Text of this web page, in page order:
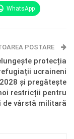
WhatsApp
POSTARE
protecția
ucraineni
și pregătește
restricții pentru
de vârstă militară